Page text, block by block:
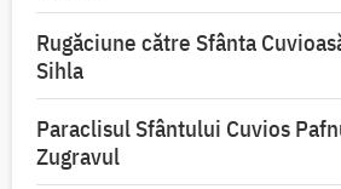
Rugăciune către Sfânta
Sihla
Paraclisul Sfântului Cuvios
Zugravul